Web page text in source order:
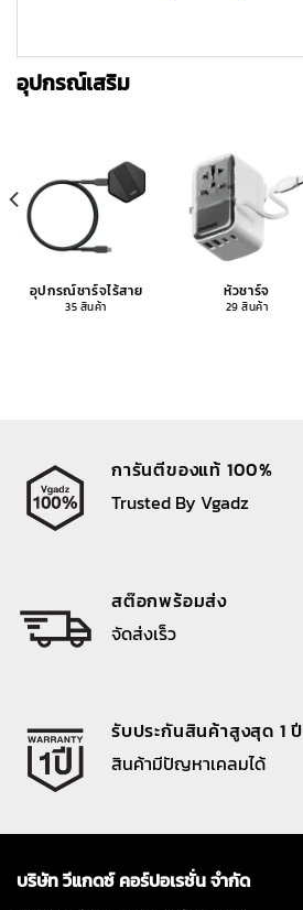
อุปกรณ์เสริม
อุปกรณ์ชาร์จไร้สาย
35 สินค้า
หัวชาร์จ
29 สินค้า
การันตีของแท้ 100%
Trusted By Vgadz
สต๊อกพร้อมส่ง
จัดส่งเร็ว
รับประกันสินค้าสูงสุด 1 ปี
สินค้ามีปัญหาเคลมได้
บริษัท วีแกดซ์ คอร์ปอเรชั่น จำกัด